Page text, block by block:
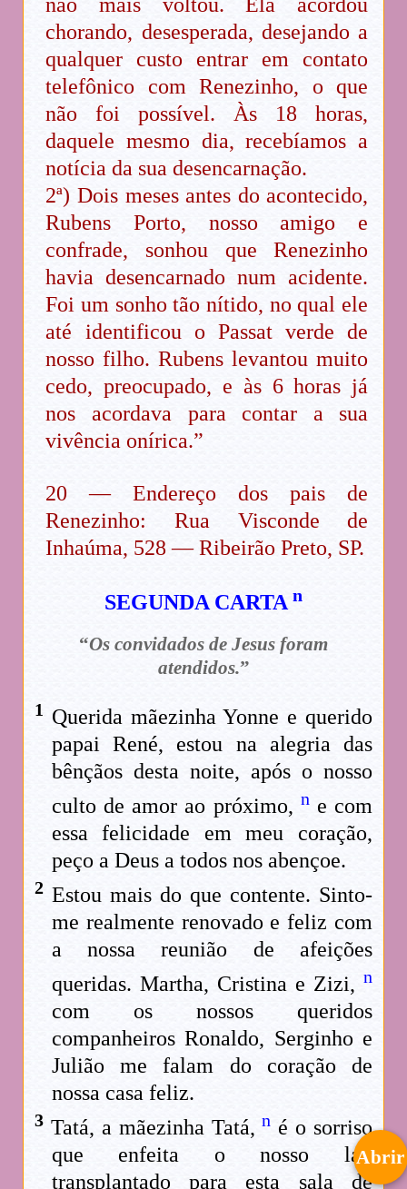
chorando, desesperada, desejando a
qualquer custo entrar em contato
telefônico com Renezinho, o que
não foi possível. Às 18 horas,
daquele mesmo dia, recebíamos a
notícia da sua desencarnação.
2ª) Dois meses antes do acontecido,
Rubens Porto, nosso amigo e
confrade, sonhou que Renezinho
havia desencarnado num acidente.
Foi um sonho tão nítido, no qual ele
até identificou o Passat verde de
nosso filho. Rubens levantou muito
cedo, preocupado, e às 6 horas já
nos acordava para contar a sua
vivência onírica.”
20 — Endereço dos pais de
Renezinho: Rua Visconde de
Inhaúma, 528 — Ribeirão Preto, SP.
SEGUNDA CARTA n
“Os convidados de Jesus foram
atendidos.”
1 Querida mãezinha Yonne e querido
papai René, estou na alegria das
bênçãos desta noite, após o nosso
culto de amor ao próximo, ne com
essa felicidade em meu coração,
peço a Deus a todos nos abençoe.
2 Estou mais do que contente. Sinto-
me realmente renovado e feliz com
a nossa reunião de afeições
queridas. Martha, Cristina e Zizi, n
com os nossos queridos
companheiros Ronaldo, Serginho e
Julião me falam do coração de
nossa casa feliz.
3 Tatá, a mãezinha Tatá,n é o sorriso
que enfeita o nosso lar,
transplantado para esta sala de
Abrir